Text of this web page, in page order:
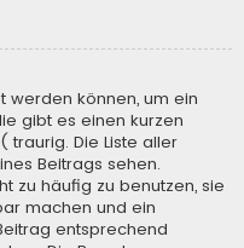
werden können, um ein
gibt es einen kurzen
traurig. Die Liste aller
Beitrags sehen.
zu häufig zu benutzen, sie
machen und ein
entsprechend